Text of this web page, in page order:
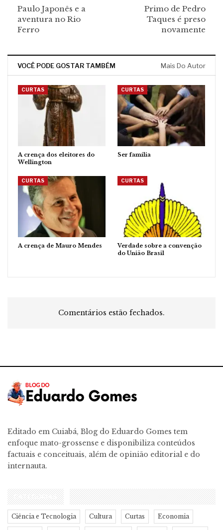
Paulo Japonês e a
aventura no Rio
Ferro
Primo de Pedro
Taques é preso
novamente
VOCÊ PODE GOSTAR TAMBÉM Mais Do Autor
CURTAS
A crença dos eleitores do
Wellington
CURTAS
Ser família
CURTAS
A crença de Mauro Mendes
CURTAS
Verdade sobre a convenção
do União Brasil
Comentários estão fechados.
Editado em Cuiabá, Blog do Eduardo Gomes tem
enfoque mato-grossense e disponibiliza conteúdos
factuais e conceituais, além de opinião editorial e do
internauta.
CATEGORIAS
Ciência e Tecnologia Cultura Curtas Economia